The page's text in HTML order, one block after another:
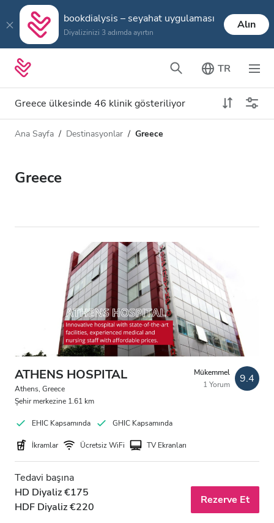
bookdialysis – seyahat uygulaması
Diyalizinizi 3 adımda ayırtın
Alın
TR
Greece ülkesinde 46 klinik gösteriliyor
Diyaliz türü
Kabul Edilenler
HIV’li Hastalar
Hepatit B’li Hastalar
Hepatit C’li Hastalar
GHIC
İkramlar
Ücretsiz WiFi
TV Ekranları
Mesafe
Ana Sayfa Destinasyonlar Greece
Greece
ATHENS HOSPITAL
Athens, Greece
Şehir merkezine 1.61 km
Mükemmel
1 Yorum
9.4
EHIC Kapsamında GHIC Kapsamında
İkramlar Ücretsiz WiFi TV Ekranları
Tedavi başına
HD Diyaliz €175
HDF Diyaliz €220
Rezerve Et